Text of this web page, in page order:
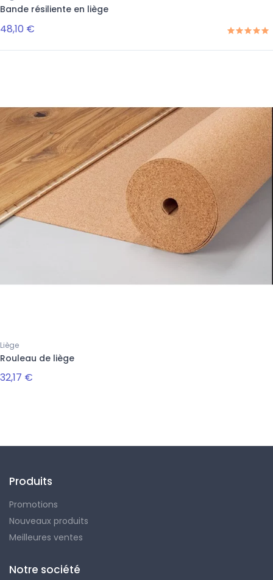
Bande résiliente en liège
48,10 €
Liège
Rouleau de liège
32,17 €
Produits
Promotions
Nouveaux produits
Meilleures ventes
Notre société